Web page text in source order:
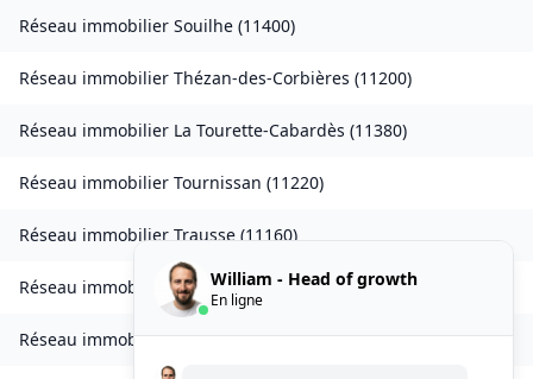
Réseau immobilier Souilhe (11400)
Réseau immobilier Thézan-des-Corbières (11200)
Réseau immobilier La Tourette-Cabardès (11380)
Réseau immobilier Tournissan (11220)
Réseau immobilier Trausse (11160)
Réseau immobilierTuchan(11350 )
Réseau immobilierValmigère(11580)
William - Head of growth
En ligne